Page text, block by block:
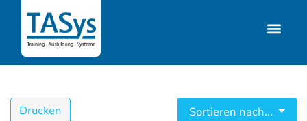
Drucken Sortieren nach...